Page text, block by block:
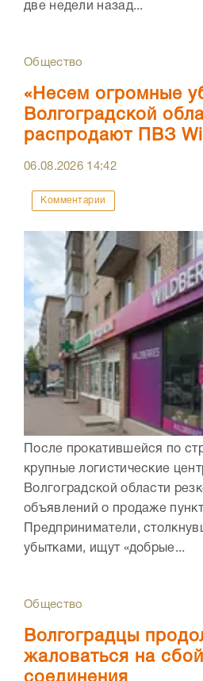
две недели назад...
Общество
«Несем огромные
Волгоградской
распродают ПВЗ
06.08.2026 14:42
Комментарии
После прокатившейся по
крупные логистические
Волгоградской области
объявлений о продаже
Предприниматели,
убытками, ищут «добрые...
Общество
Волгоградцы
жаловаться на